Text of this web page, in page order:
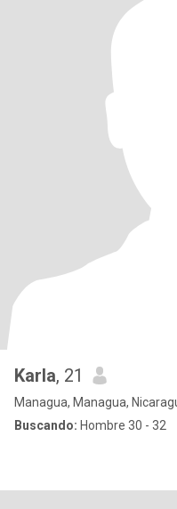
Karla, 21
Managua, Managua,
Buscando: Hombre 30 - 32